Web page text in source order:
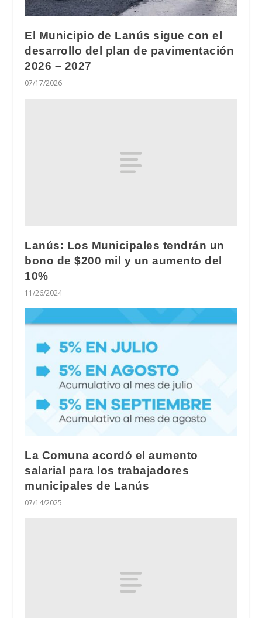
El Municipio de Lanús sigue con el
desarrollo del plan de pavimentación
2026 – 2027
07/17/2026
Lanús: Los Municipales tendrán un
bono de $200 mil y un aumento del
10%
11/26/2024
La Comuna acordó el aumento
salarial para los trabajadores
municipales de Lanús
07/14/2025